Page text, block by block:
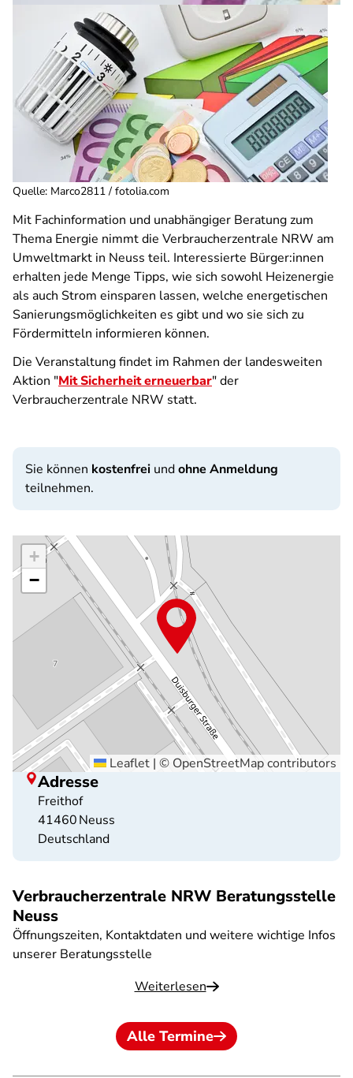
Quelle: Marco2811 / fotolia.com
Mit Fachinformation und unabhängiger Beratung zum
Thema Energie nimmt die Verbraucherzentrale NRW am
Umweltmarkt in Neuss teil. Interessierte Bürger:innen
erhalten jede Menge Tipps, wie sich sowohl Heizenergie
als auch Strom einsparen lassen, welche energetischen
Sanierungsmöglichkeiten es gibt und wo sie sich zu
Fördermitteln informieren können.
Die Veranstaltung findet im Rahmen der landesweiten
Aktion "Mit Sicherheit erneuerbar" der
Verbraucherzentrale NRW statt.
Sie können kostenfrei undohne Anmeldung
teilnehmen.
+
−
Leaflet | © OpenStreetMapcontributors
Adresse
Freithof
41460Neuss
Deutschland
Verbraucherzentrale NRW Beratungsstelle
Neuss
Öffnungszeiten, Kontaktdaten und weitere wichtige Infos
unserer Beratungsstelle
Weiterlesen
Alle Termine